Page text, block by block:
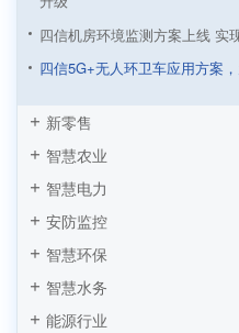
四信机房环境监测方案上线 实
四信5G+无人环卫车应用方案
四信传感云智慧公厕综合解决
四信传感云 | 办公环境监测与
四信机房环境监测与安全预警解
四信智能充电桩解决方案，实
智慧旅游之IPC智慧景区视频监
新零售
智慧农业
智慧电力
安防监控
智慧环保
智慧水务
能源行业